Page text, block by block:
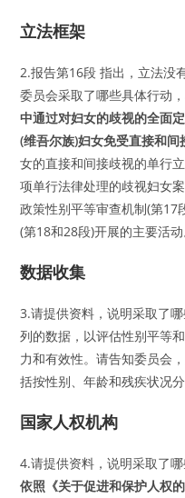
立法框架
2.报告第16段 指出，立法没
委员会采取了哪些具体行动
中通过对妇女的歧视的全面
(维吾尔族)妇女免受直接和间
女的直接和间接歧视的单行
项单行法律处理的歧视妇女
政策性别平等审查机制(第17
(第18和28段)开展的主要活动
数据收集
3.请提供资料，说明采取了
列的数据，以评估性别平等
力和有效性。请告知委员会
括按性别、年龄和残疾状况
国家人权机构
4.请提供资料，说明采取了
依照《关于促进和保护人权